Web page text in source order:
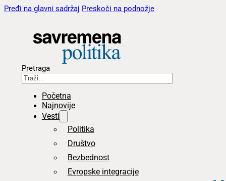
Pređi na glavni sadržaj Preskoči na podnožje
Pretraga
Početna
Najnovije
Vesti
Politika
Društvo
Bezbednost
Evropske integracije